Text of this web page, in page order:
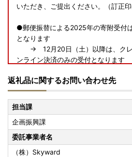
いただき、ご提出ください。（訂正印
●郵便振替による2025年の寄附受付
となります
→ 12月20日（土）以降は、クレ
ンライン決済のみの受付となります
●福智町ふるさと納税に関するお問い
おりになります。お掛け間違えのな
ませ。
福智町ふるさと納税まごころ窓口
TEL：050-3172-9450 （受付時間
FAX：092-410-8432
返礼品に関するお問い合わせ先
担当課
企画振興課
委託事業者名
（株）Skyward